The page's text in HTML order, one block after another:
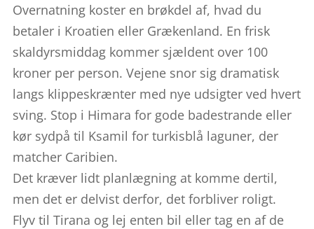
Overnatning koster en brøkdel af, hvad du
betaler i Kroatien eller Grækenland. En frisk
skaldyrsmiddag kommer sjældent over 100
kroner per person. Vejene snor sig dramatisk
langs klippeskrænter med nye udsigter ved hvert
sving. Stop i Himara for gode badestrande eller
kør sydpå til Ksamil for turkisblå laguner, der
matcher Caribien.
Det kræver lidt planlægning at komme dertil,
men det er delvist derfor, det forbliver roligt.
Flyv til Tirana og lej enten bil eller tag en af de